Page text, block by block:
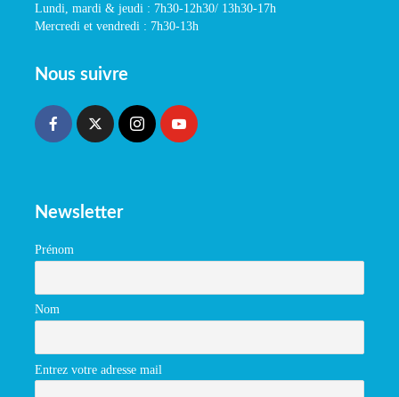
Lundi, mardi & jeudi : 7h30-12h30/ 13h30-17h
Mercredi et vendredi : 7h30-13h
Nous suivre
Newsletter
Prénom
Nom
Entrez votre adresse mail